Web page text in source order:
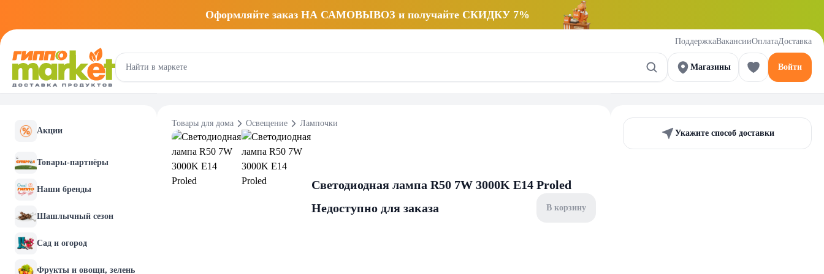
Оформляйте заказ НА САМОВЫВОЗ и получайте СКИДКУ 7%
ПоддержкаВакансииОплатаДоставка
Магазины Войти
Акции
Товары-партнёры
Наши бренды
Шашлычный сезон
Сад и огород
Фрукты и овощи, зелень
Товары для дома Освещение Лампочки
Светодиодная лампа R50 7W 3000K E14 Proled
Недоступно для заказа
В корзину
Укажите способ доставки